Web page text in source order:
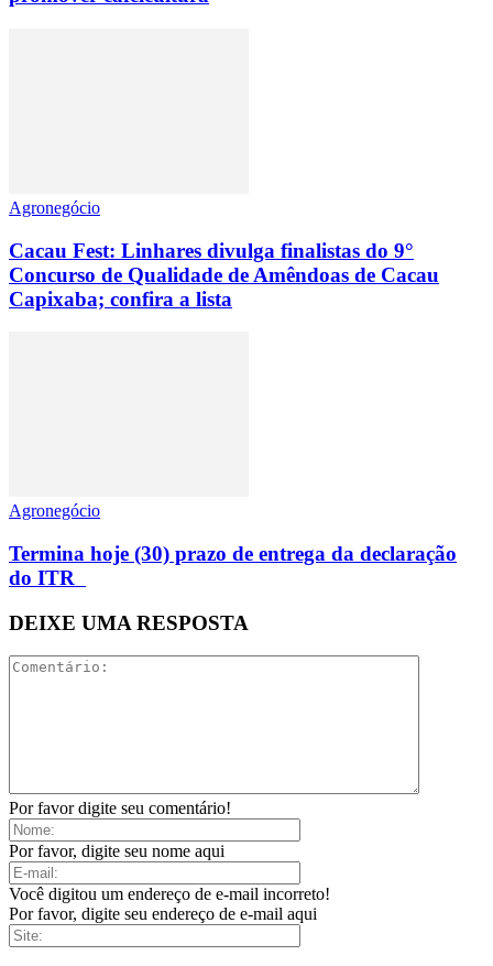
Agronegócio
Cacau Fest: Linhares divulga finalistas do 9°
Concurso de Qualidade de Amêndoas de Cacau
Capixaba; confira a lista
Agronegócio
Termina hoje (30) prazo de entrega da declaração
do ITR
DEIXE UMA RESPOSTA
Por favor digite seu comentário!
Por favor, digite seu nome aqui
Você digitou um endereço de e-mail incorreto!
Por favor, digite seu endereço de e-mail aqui